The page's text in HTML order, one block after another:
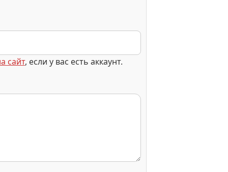
сайт, если у вас есть аккаунт.